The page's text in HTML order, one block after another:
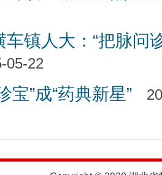
车镇人大：“把脉问
05-22
宝”成“药典新星”